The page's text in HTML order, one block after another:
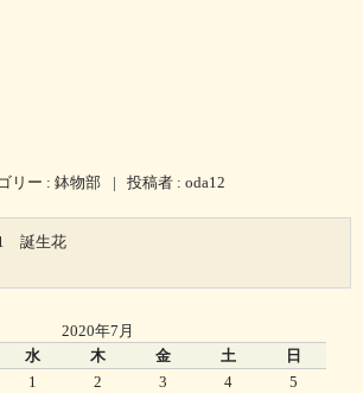
リー : 鉢物部 | 投稿者 : oda12
誕生花
2020年7月
水 木 金 土 日
1 2 3 4
5